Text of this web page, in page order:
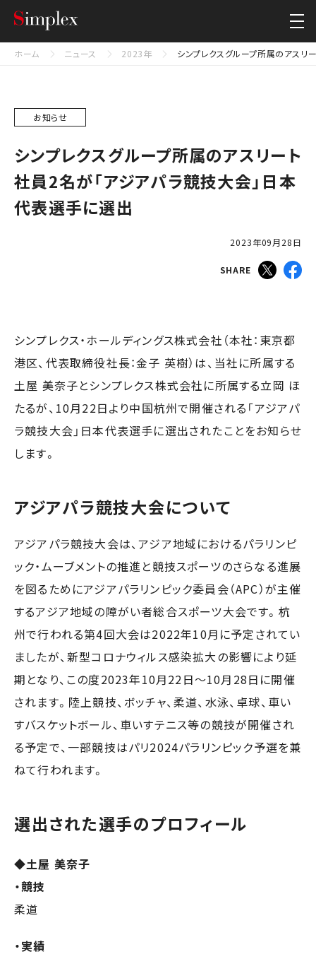
シンプレクス・ホールディングス株式会社
ホーム ニュース 2023年 シンプレクスグループ所属のアスリ
お知らせ
シンプレクスグループ所属のアスリート
社員2名が「アジアパラ競技大会」日本
代表選手に選出
2023年09月28日
SHARE
シンプレクス・ホールディングス株式会社（本社：東京都
港区、代表取締役社長：金子 英樹）は、当社に所属する
土屋 美奈子とシンプレクス株式会社に所属する立岡 ほ
たるが、10月22日より中国杭州で開催される「アジアパ
ラ競技大会」日本代表選手に選出されたことをお知らせ
します。
アジアパラ競技大会について
アジアパラ競技大会は、アジア地域におけるパラリンピ
ック・ムーブメントの推進と競技スポーツのさらなる進展
を図るためにアジアパラリンピック委員会（APC）が主催
するアジア地域の障がい者総合スポーツ大会です。杭
州で行われる第4回大会は2022年10月に予定されてい
ましたが、新型コロナウィルス感染拡大の影響により延
期となり、この度2023年10月22日～10月28日に開催
されます。陸上競技、ボッチャ、柔道、水泳、卓球、車い
すバスケットボール、車いすテニス等の競技が開催され
る予定で、一部競技はパリ2024パラリンピック予選を兼
ねて行われます。
選出された選手のプロフィール
◆土屋 美奈子
・競技
柔道
・実績